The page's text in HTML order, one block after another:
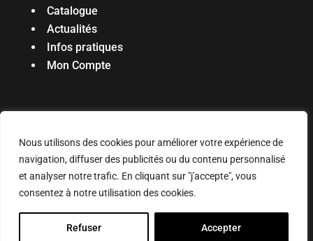
Nous utilisons des cookies pour améliorer votre expérience de
navigation, diffuser des publicités ou du contenu personnalisé
et analyser notre trafic. En cliquant sur "j'accepte", vous
consentez à notre utilisation des cookies.
Refuser Accepter
Catalogue
Actualités
Infos pratiques
Mon Compte
Réalisé par l’agenceDigiibuz🐝Copyright ©
2025. Tous droits réservés
Mentions légales & politique de confidentialité
Connexion